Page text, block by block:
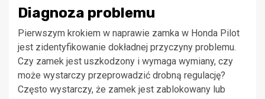
Diagnoza problemu
Pierwszym krokiem w naprawie zamka w Honda Pilot
jest zidentyfikowanie dokładnej przyczyny problemu.
Czy zamek jest uszkodzony i wymaga wymiany, czy
może wystarczy przeprowadzić drobną regulację?
Często wystarczy, że zamek jest zablokowany lub